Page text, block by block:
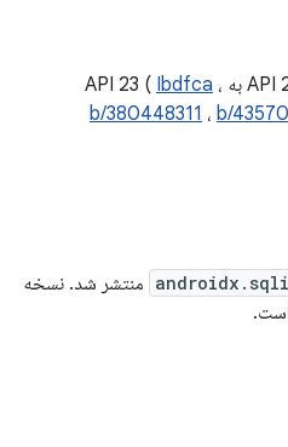
Ibdfca ،
b/380448311 ، b/
منتشر شد. نسخه
است.